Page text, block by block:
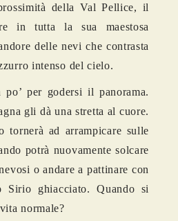
della Val Pellice, il
in tutta la sua maestosa
delle nevi che contrasta
intenso del cielo.
po’ per godersi il panorama.
gli dà una stretta al cuore.
tornerà ad arrampicare sulle
potrà nuovamente solcare
o andare a pattinare con
ghiacciato. Quando si
normale?